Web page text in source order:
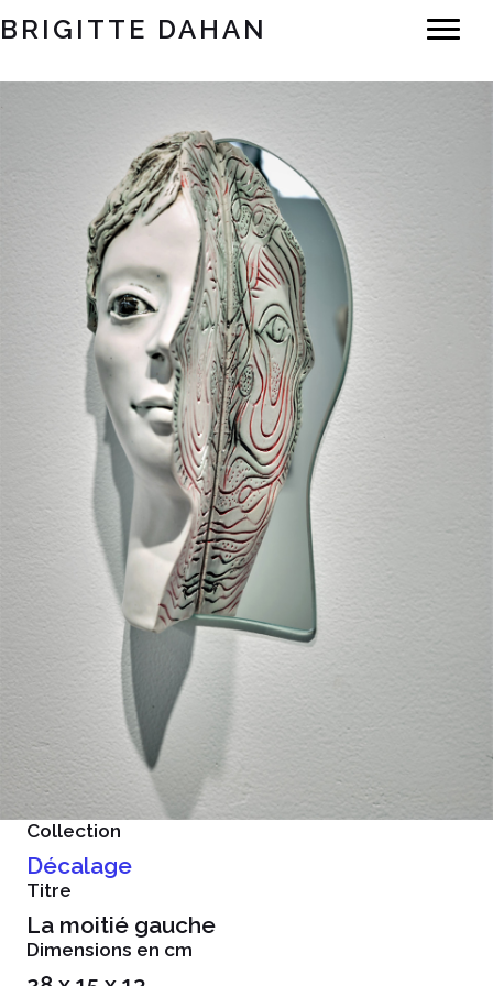
BRIGITTE DAHAN
Collection
Décalage
Titre
La moitié gauche
Dimensions en cm